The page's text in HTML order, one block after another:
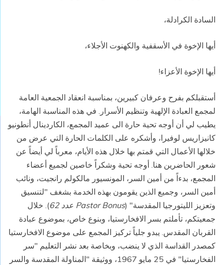
السادة الكرادلة،
أيها الإخوة في الأسقفية والكهنوت الأجلاء،
أيها الإخوة الأعزاء!
أستقبلكم بفرح وعرفان كبيرين، بمناسبة انعقاد الجمعية العامة
لمجمع العبادة الإلهية وتنظيم الأسرار. في هذه المناسبة الهامة،
يطيب لي أن أوجه تحية حارة الى عميد المجمع، الكاردينال أنطونيو
كانيزاريس لوفيرا، وأشكره على الكلمات الحارة التي عرض من
خلالها الأعمال التي قمتم بها خلال هذه الأيام، معرباً لي أيضاً عن
شعور الحاضرين هنا. أوجه تحية وشكراً خاصين لجميع أعضاء
المجمع، بدءاً من أمين السر، المونسيور مالكولم رانجيت، ونائب
أمين السر، وجميع الذين يقومون بهذه الخدمة بشغف "لتنسيق
وتعزيز الليتورجيا المقدسة" (Pastor Bonus عدد 62
). خلال
جمعيتكم، تأملتم بسر الافخارستيا، وبنوع خاص، بموضوع عبادة
القربان المقدس. يبدو جلياً تركيز المجمع على موضوع الافخارستيا
كمصدر القداسة الذي لا ينضب، وبخاصة بعد نشر التعليم "سر
الفخارستيا" في 25 مايو 1967، ووثيقة "المناولة المقدسة والسر